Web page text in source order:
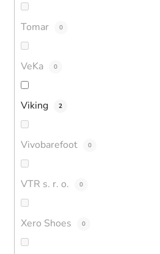
Tomar 0
VeKa 0
Viking 2
Vivobarefoot 0
VTR s. r. o. 0
Xero Shoes 0